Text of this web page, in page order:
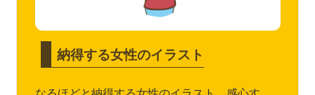
納得する女性のイラスト